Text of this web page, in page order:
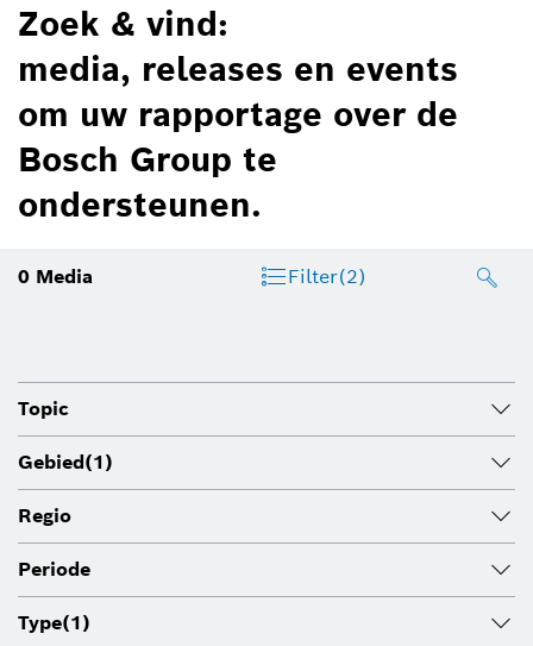
Zoek & vind:
media, releases en events
om uw rapportage over de
Bosch Group te
ondersteunen.
0 Media Filter(2)
Topic
Gebied(1)
Regio
Periode
Type(1)